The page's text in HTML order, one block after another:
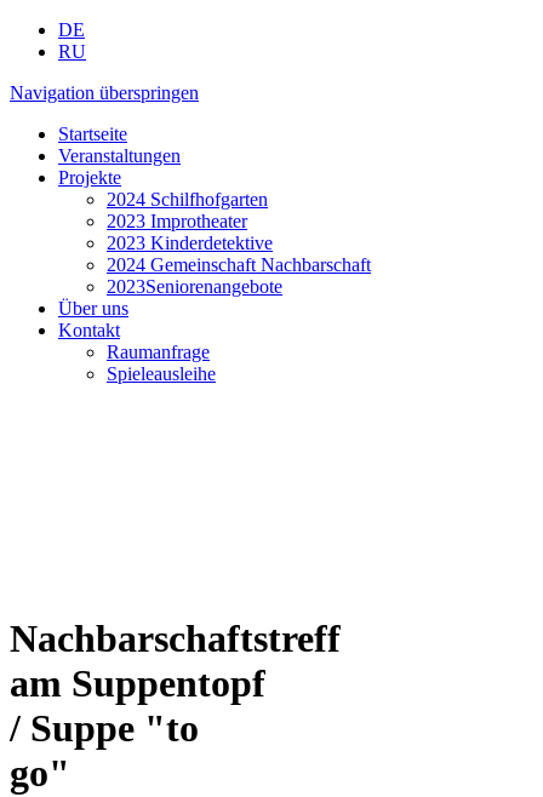
DE
RU
Navigation überspringen
Startseite
Veranstaltungen
Projekte
2024 Schilfhofgarten
2023 Improtheater
2023 Kinderdetektive
2024 Gemeinschaft Nachbarschaft
2023Seniorenangebote
Über uns
Kontakt
Raumanfrage
Spieleausleihe
Nachbarschaftstreff
am Suppentopf
/ Suppe "to
go"